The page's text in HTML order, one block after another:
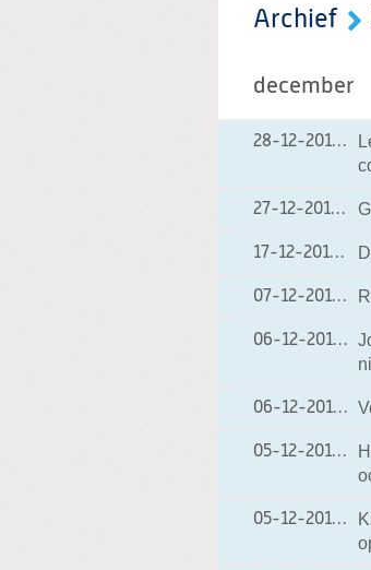
Archief
december
28-12-2012
27-12-201227-
17-12-201217-
07-12-201207-
06-12-2012
06-12-2012
05-12-201205-
05-12-201205-